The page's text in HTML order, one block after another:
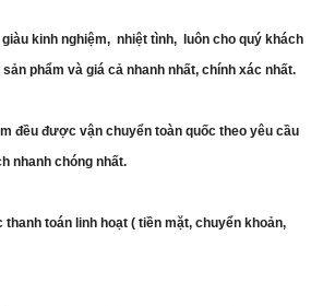
kinh nghiệm, nhiệt tình, luôn cho quý khách
phẩm và giá cả nhanh nhất, chính xác nhất.
đều được vận chuyển toàn quốc theo yêu cầu
nhanh chóng nhất.
toán linh hoạt ( tiền mặt, chuyển khoản,